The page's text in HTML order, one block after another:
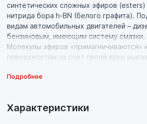
синтетических сложных эфиров (esters)
нитрида бора h-BN (белого графита).
видам автомобильных двигателей –
бензиновым, имеющим систему смазки.
Молекулы эфиров «примагничиваются»
поверхностям за счет своей ярко
микрочастицы керамики сглаживают
контакт металлических поверхностей и
Подробнее
Характеристики